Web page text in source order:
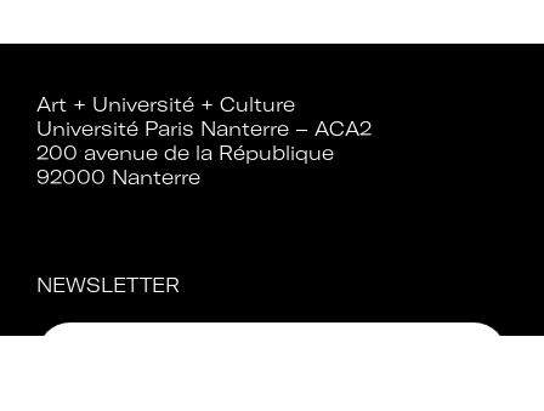
adhérent
Identifiant ou e-mail
Mot de passe
Art + Université + Culture
Université Paris Nanterre – ACA2
200 avenue de la République
92000 Nanterre
NEWSLETTER